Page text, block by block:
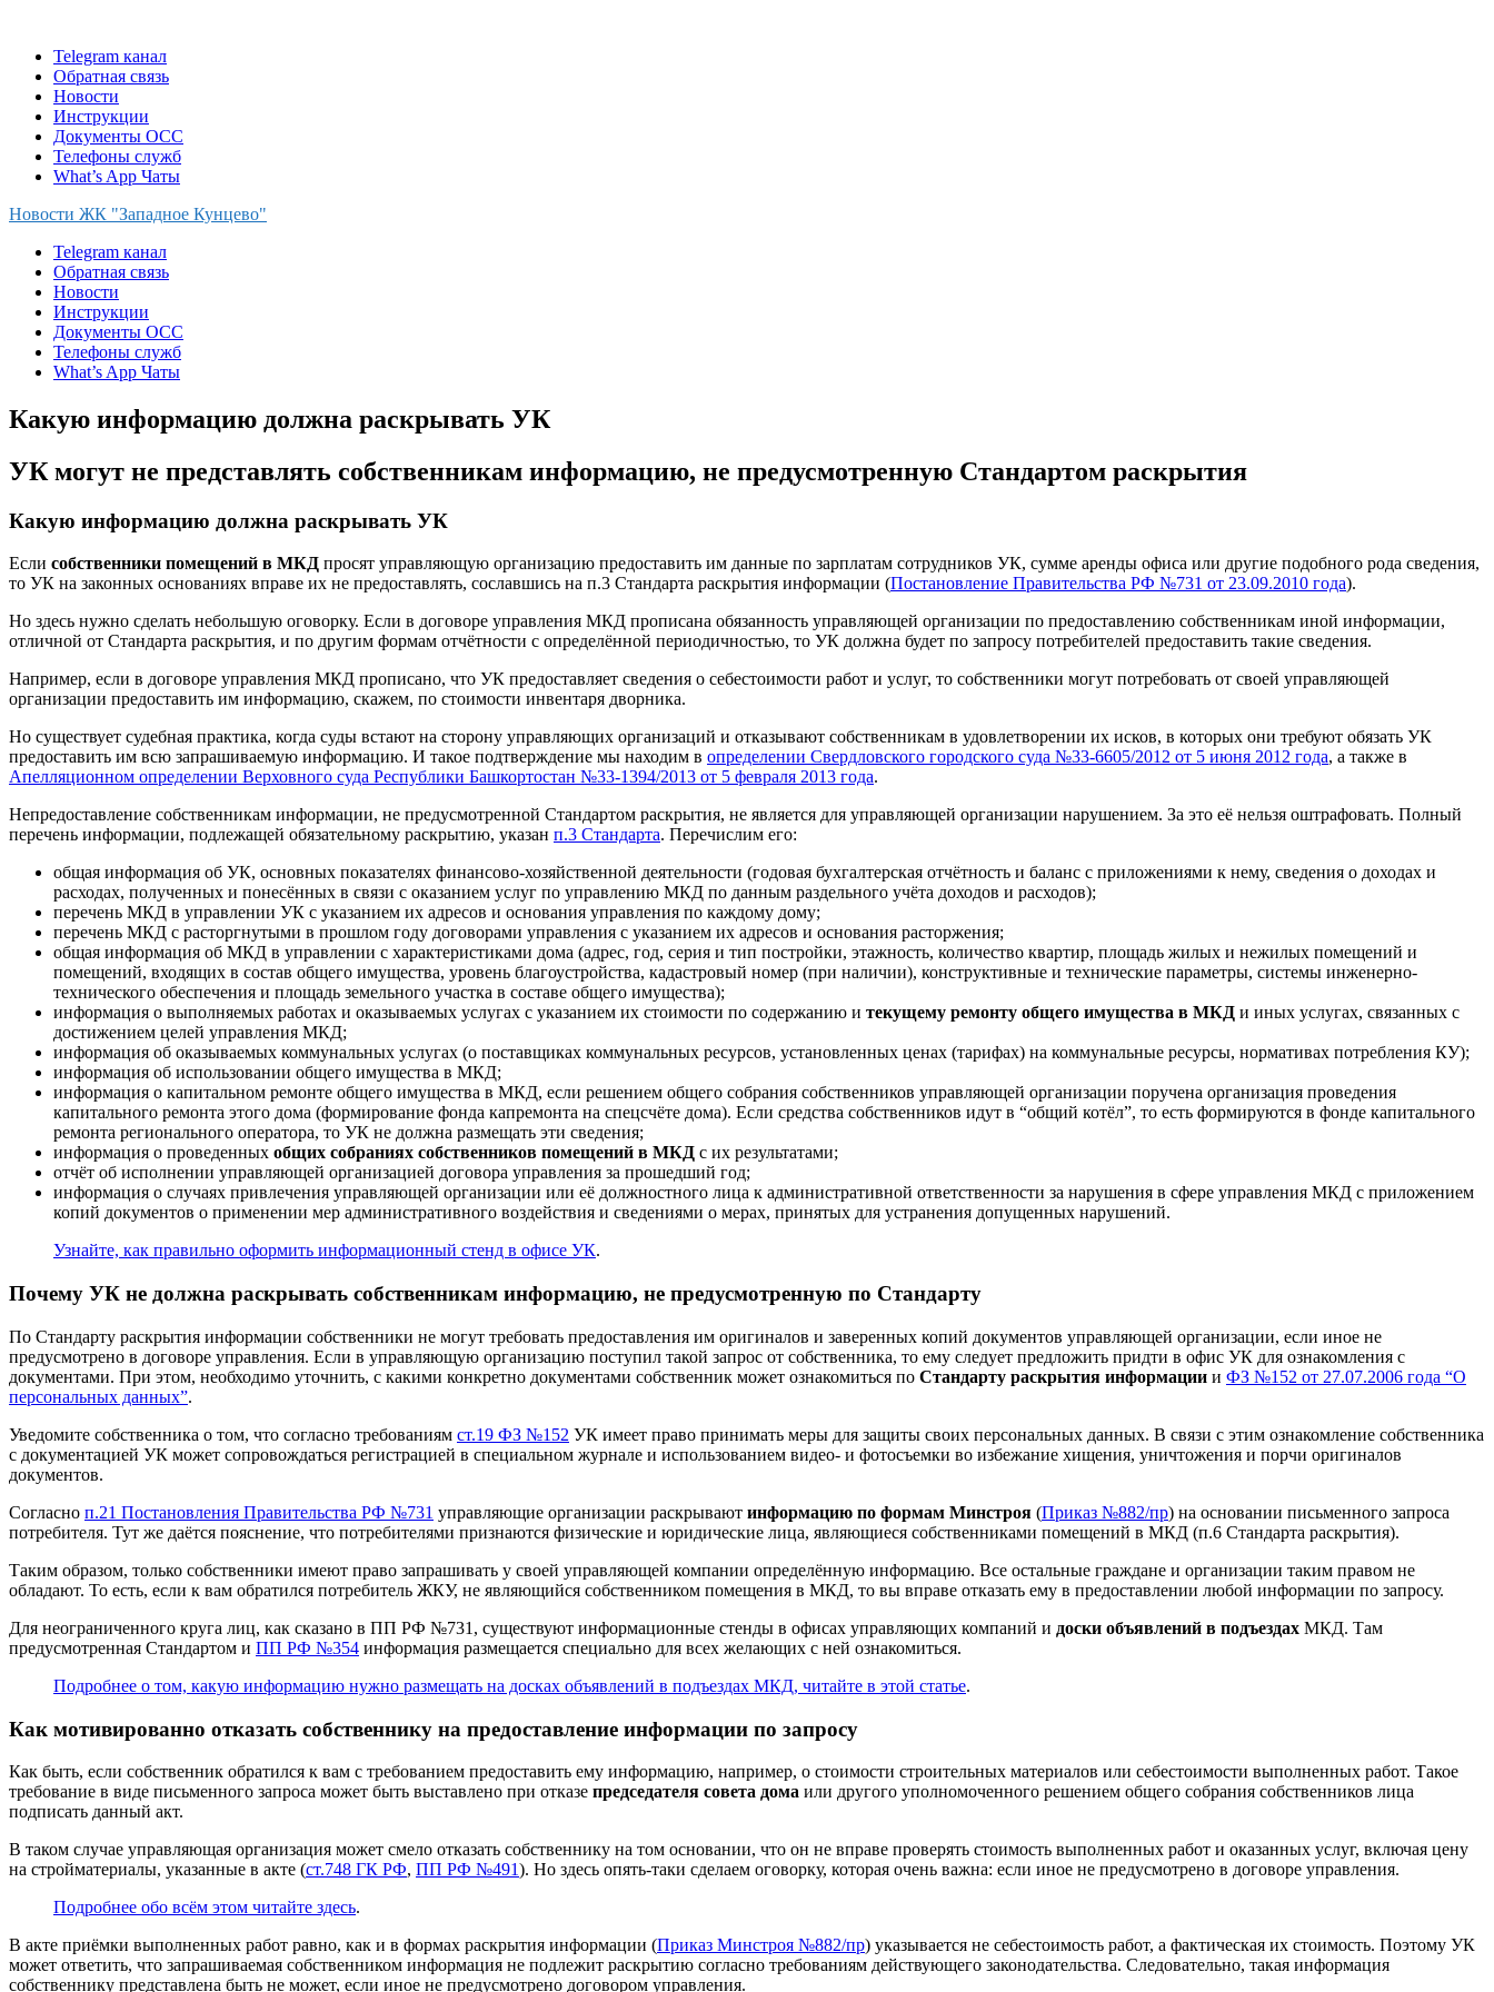
contentTelegram канал
Обратная связь
Новости
Инструкции
Документы ОСС
Телефоны служб
What’s App Чаты
Новости ЖК "Западное Кунцево"
Telegram канал
Обратная связь
Новости
Инструкции
Документы ОСС
Телефоны служб
What’s App Чаты
Какую информацию должна раскрывать УК
УК могут не представлять собственникам информацию, не предусмотренную Стандартом раскрытия
Какую информацию должна раскрывать УК
Если собственники помещений в МКД просят управляющую организацию предоставить им данные по зарплатам сотрудников УК, сумме аренды офиса или другие подобного рода сведения,
то УК на законных основаниях вправе их не предоставлять, сославшись на п.3 Стандарта раскрытия информации (Постановление Правительства РФ №731 от 23.09.2010 года).
Но здесь нужно сделать небольшую оговорку. Если в договоре управления МКД прописана обязанность управляющей организации по предоставлению собственникам иной информации,
отличной от Стандарта раскрытия, и по другим формам отчётности с определённой периодичностью, то УК должна будет по запросу потребителей предоставить такие сведения.
Например, если в договоре управления МКД прописано, что УК предоставляет сведения о себестоимости работ и услуг, то собственники могут потребовать от своей управляющей
организации предоставить им информацию, скажем, по стоимости инвентаря дворника.
Но существует судебная практика, когда суды встают на сторону управляющих организаций и отказывают собственникам в удовлетворении их исков, в которых они требуют обязать УК
предоставить им всю запрашиваемую информацию. И такое подтверждение мы находим в определении Свердловского городского суда №33-6605/2012 от 5 июня 2012 года, а также в
Апелляционном определении Верховного суда Республики Башкортостан №33-1394/2013 от 5 февраля 2013 года.
Непредоставление собственникам информации, не предусмотренной Стандартом раскрытия, не является для управляющей организации нарушением. За это её нельзя оштрафовать. Полный
перечень информации, подлежащей обязательному раскрытию, указан п.3 Стандарта. Перечислим его:
общая информация об УК, основных показателях финансово-хозяйственной деятельности (годовая бухгалтерская отчётность и баланс с приложениями к нему, сведения о доходах и
расходах, полученных и понесённых в связи с оказанием услуг по управлению МКД по данным раздельного учёта доходов и расходов);
перечень МКД в управлении УК с указанием их адресов и основания управления по каждому дому;
перечень МКД с расторгнутыми в прошлом году договорами управления с указанием их адресов и основания расторжения;
общая информация об МКД в управлении с характеристиками дома (адрес, год, серия и тип постройки, этажность, количество квартир, площадь жилых и нежилых помещений и
помещений, входящих в состав общего имущества, уровень благоустройства, кадастровый номер (при наличии), конструктивные и технические параметры, системы инженерно-
технического обеспечения и площадь земельного участка в составе общего имущества);
информация о выполняемых работах и оказываемых услугах с указанием их стоимости по содержанию и текущему ремонту общего имущества в МКД и иных услугах, связанных с
достижением целей управления МКД;
информация об оказываемых коммунальных услугах (о поставщиках коммунальных ресурсов, установленных ценах (тарифах) на коммунальные ресурсы, нормативах потребления КУ);
информация об использовании общего имущества в МКД;
информация о капитальном ремонте общего имущества в МКД, если решением общего собрания собственников управляющей организации поручена организация проведения
капитального ремонта этого дома (формирование фонда капремонта на спецсчёте дома). Если средства собственников идут в “общий котёл”, то есть формируются в фонде капитального
ремонта регионального оператора, то УК не должна размещать эти сведения;
информация о проведенных общих собраниях собственников помещений в МКД с их результатами;
отчёт об исполнении управляющей организацией договора управления за прошедший год;
информация о случаях привлечения управляющей организации или её должностного лица к административной ответственности за нарушения в сфере управления МКД с приложением
копий документов о применении мер административного воздействия и сведениями о мерах, принятых для устранения допущенных нарушений.
Узнайте, как правильно оформить информационный стенд в офисе УК.
Почему УК не должна раскрывать собственникам информацию, не предусмотренную по Стандарту
По Стандарту раскрытия информации собственники не могут требовать предоставления им оригиналов и заверенных копий документов управляющей организации, если иное не
предусмотрено в договоре управления. Если в управляющую организацию поступил такой запрос от собственника, то ему следует предложить придти в офис УК для ознакомления с
документами. При этом, необходимо уточнить, с какими конкретно документами собственник может ознакомиться по Стандарту раскрытия информации и ФЗ №152 от 27.07.2006 года “О
персональных данных”.
Уведомите собственника о том, что согласно требованиям ст.19 ФЗ №152 УК имеет право принимать меры для защиты своих персональных данных. В связи с этим ознакомление собственника
с документацией УК может сопровождаться регистрацией в специальном журнале и использованием видео- и фотосъемки во избежание хищения, уничтожения и порчи оригиналов
документов.
Согласно п.21 Постановления Правительства РФ №731 управляющие организации раскрывают информацию по формам Минстроя (Приказ №882/пр) на основании письменного запроса
потребителя. Тут же даётся пояснение, что потребителями признаются физические и юридические лица, являющиеся собственниками помещений в МКД (п.6 Стандарта раскрытия).
Таким образом, только собственники имеют право запрашивать у своей управляющей компании определённую информацию. Все остальные граждане и организации таким правом не
обладают. То есть, если к вам обратился потребитель ЖКУ, не являющийся собственником помещения в МКД, то вы вправе отказать ему в предоставлении любой информации по запросу.
Для неограниченного круга лиц, как сказано в ПП РФ №731, существуют информационные стенды в офисах управляющих компаний и доски объявлений в подъездах МКД. Там
предусмотренная Стандартом и ПП РФ №354 информация размещается специально для всех желающих с ней ознакомиться.
Подробнее о том, какую информацию нужно размещать на досках объявлений в подъездах МКД, читайте в этой статье.
Как мотивированно отказать собственнику на предоставление информации по запросу
Как быть, если собственник обратился к вам с требованием предоставить ему информацию, например, о стоимости строительных материалов или себестоимости выполненных работ. Такое
требование в виде письменного запроса может быть выставлено при отказе председателя совета дома или другого уполномоченного решением общего собрания собственников лица
подписать данный акт.
В таком случае управляющая организация может смело отказать собственнику на том основании, что он не вправе проверять стоимость выполненных работ и оказанных услуг, включая цену
на стройматериалы, указанные в акте (ст.748 ГК РФ, ПП РФ №491). Но здесь опять-таки сделаем оговорку, которая очень важна: если иное не предусмотрено в договоре управления.
Подробнее обо всём этом читайте здесь.
В акте приёмки выполненных работ равно, как и в формах раскрытия информации (Приказ Минстроя №882/пр) указывается не себестоимость работ, а фактическая их стоимость. Поэтому УК
может ответить, что запрашиваемая собственником информация не подлежит раскрытию согласно требованиям действующего законодательства. Следовательно, такая информация
собственнику представлена быть не может, если иное не предусмотрено договором управления.